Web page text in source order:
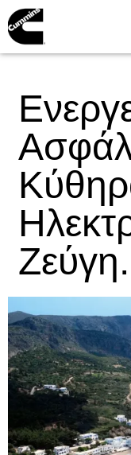
Ζεύγη.